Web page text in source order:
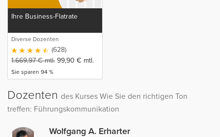
Ihre Business-Flatrate
Diverse Dozenten
(628)
1.669,97€mtl. 99,90 € mtl.
Sie sparen 94 %
Dozenten des Kurses Wie Sie den richtigen Ton
treffen: Führungskommunikation
Wolfgang A. Erharter